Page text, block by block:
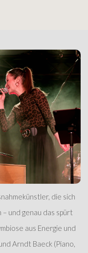
die sich
und genau das spürt
aus Energie und
Arndt Baeck (Piano,